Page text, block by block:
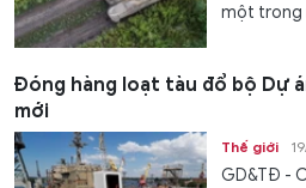
một trong
Đóng hàng loạt tàu đổ bộ Dự
mới
Thế giới
GD&TĐ -